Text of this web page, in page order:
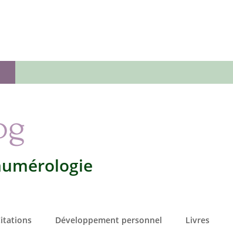
Développement personnel Livres